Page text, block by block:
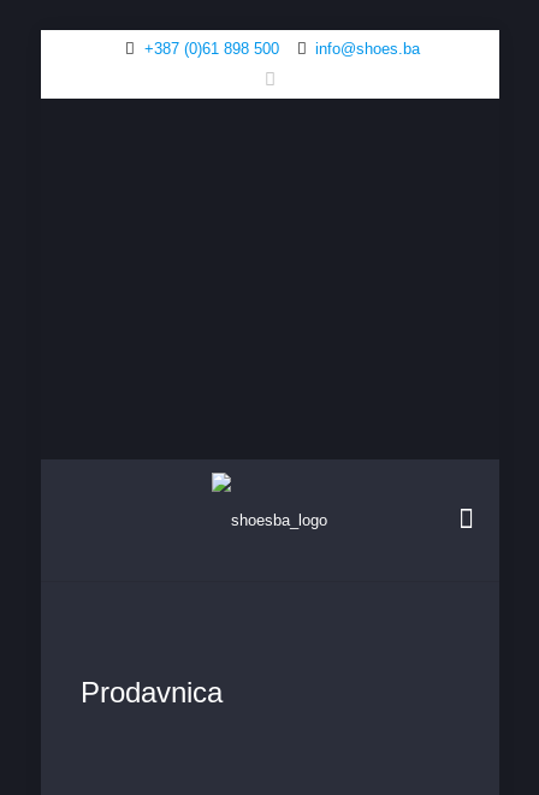
+387 (0)61 898 500 info@shoes.ba
Prodavnica